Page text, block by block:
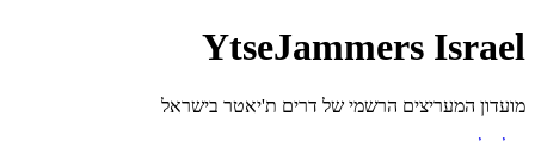
YtseJammers Israel
מועדון המעריצים הרשמי של דרים ת'יאטר בישראל